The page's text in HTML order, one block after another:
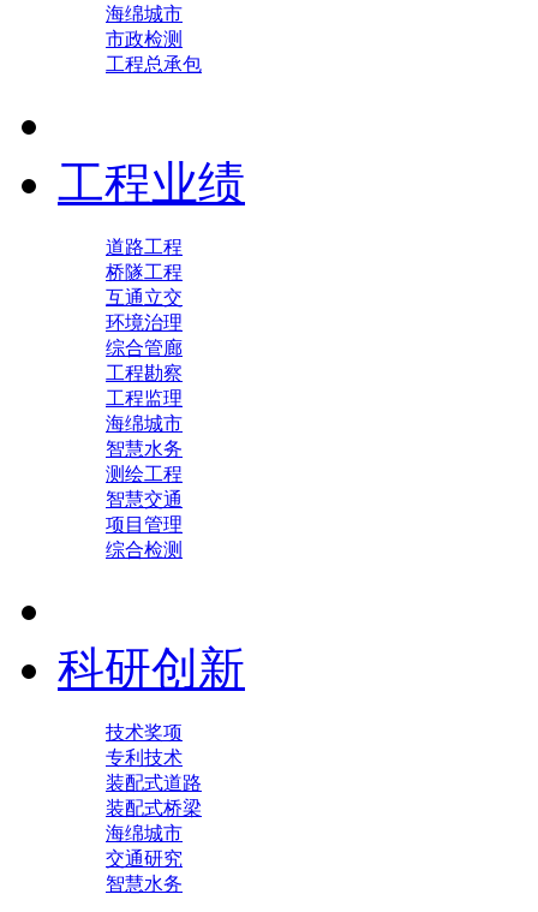
海绵城市
市政检测
工程总承包
工程业绩
道路工程
桥隧工程
互通立交
环境治理
综合管廊
工程勘察
工程监理
海绵城市
智慧水务
测绘工程
智慧交通
项目管理
综合检测
科研创新
技术奖项
专利技术
装配式道路
装配式桥梁
海绵城市
交通研究
智慧水务